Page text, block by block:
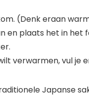
(Denk eraan
en plaats het in het
verwarmen, vul je
Japanse